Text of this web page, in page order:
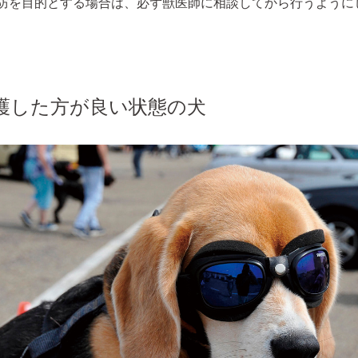
を目的とする場合は、必ず獣医師に相談してから行うように
した方が良い状態の犬